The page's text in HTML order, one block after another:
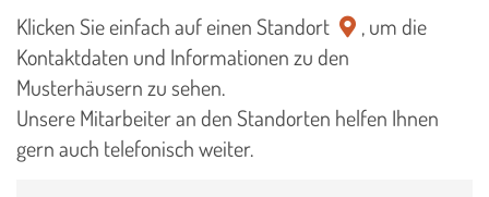
Klicken Sie einfach auf einen Standort
, um die
Kontaktdaten und Informationen zu den
Musterhäusern zu sehen.
Unsere Mitarbeiter an den Standorten helfen Ihnen
gern auch telefonisch weiter.